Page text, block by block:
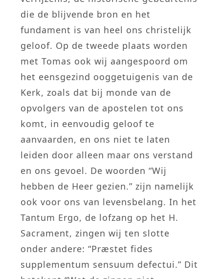
die de blijvende bron en het
fundament is van heel ons christelijk
geloof. Op de tweede plaats worden
met Tomas ook wij aangespoord om
het eensgezind ooggetuigenis van de
Kerk, zoals dat bij monde van de
opvolgers van de apostelen tot ons
komt, in eenvoudig geloof te
aanvaarden, en ons niet te laten
leiden door alleen maar ons verstand
en ons gevoel. De woorden “Wij
hebben de Heer gezien.” zijn namelijk
ook voor ons van levensbelang. In het
Tantum Ergo, de lofzang op het H.
Sacrament, zingen wij ten slotte
onder andere: “Præstet fides
supplementum sensuum defectui.” Dit